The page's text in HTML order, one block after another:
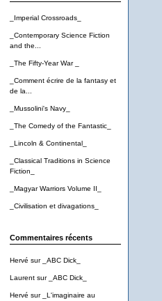
_Imperial Crossroads_
_Contemporary Science Fiction
and the...
_The Fifty-Year War _
_Comment écrire de la fantasy et
de la...
_Mussolini's Navy_
_The Comedy of the Fantastic_
_Lincoln & Continental_
_Classical Traditions in Science
Fiction_
_Magyar Warriors Volume II_
_Civilisation et divagations_
Commentaires récents
Hervé sur _ABC Dick_
Laurentsur _ABC Dick_
Hervé sur
_L'imaginaire au